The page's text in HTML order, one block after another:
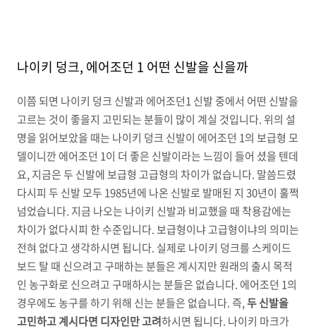
나이키 덩크, 에어조던 1 어떤 신발을 신을까
이쯤 되면 나이키 덩크 신발과 에어조던1 신발 중에서 어떤 신발을
고르는 것이 좋을지 고민되는 분들이 많이 계실 것입니다. 위의 설
명을 읽어보았을 때는 나이키 덩크 신발이 에어조던 1의 보급형 모
델이니깐 에어조던 1이 더 좋은 신발이라는 느낌이 들어 셨을 텐데
요, 지금은 두 신발에 보급형 고급형의 차이가 없습니다. 말씀드렸
다시피 두 신발 모두 1985년에 나온 신발로 발매된 지 30년이 훌쩍
넘었습니다. 지금 나오는 나이키 신발과 비교했을 때 착용감에는
차이가 없다시피 한 수준입니다. 보급형이냐 고급형이냐의 의미는
전혀 없다고 생각하시면 됩니다. 실제로 나이키 덩크를 스케이드
보드 탈 때 신으려고 구매하는 분들은 계시지만 원래의 출시 목적
인 농구화로 신으려고 구매하시는 분들은 없습니다. 에어조던 1의
경우에도 농구를 하기 위해 신는 분들은 없습니다. 즉,두 신발을
고민하고 계시다면 디자인만 고려하시면 됩니다. 나이키 마크가